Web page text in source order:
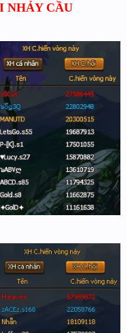
NHẢY CẦU